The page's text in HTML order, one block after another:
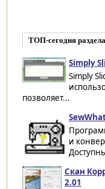
ТОП-сегодня
Simply
Simply
позволяет...
и
Скан
2.01